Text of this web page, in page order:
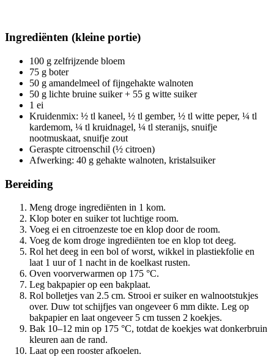
Ingrediënten (kleine portie)
100 g zelfrijzende bloem
75 g boter
50 g amandelmeel of fijngehakte walnoten
50 g lichte bruine suiker + 55 g witte suiker
1 ei
Kruidenmix: ½ tl kaneel, ½ tl gember, ½ tl witte peper, ¼ tl
kardemom, ¼ tl kruidnagel, ¼ tl steranijs, snuifje
nootmuskaat, snuifje zout
Geraspte citroenschil (½ citroen)
Afwerking: 40 g gehakte walnoten, kristalsuiker
Bereiding
Meng droge ingrediënten in 1 kom.
Klop boter en suiker tot luchtige room.
Voeg ei en citroenzeste toe en klop door de room.
Voeg de kom droge ingrediënten toe en klop tot deeg.
Rol het deeg in een bol of worst, wikkel in plastiekfolie en
laat 1 uur of 1 nacht in de koelkast rusten.
Oven voorverwarmen op 175 °C.
Leg bakpapier op een bakplaat.
Rol bolletjes van 2.5 cm. Strooi er suiker en walnootstukjes
over. Duw tot schijfjes van ongeveer 6 mm dikte. Leg op
bakpapier en laat ongeveer 5 cm tussen 2 koekjes.
Bak 10–12 min op 175 °C, totdat de koekjes wat donkerbruin
kleuren aan de rand.
Laat op een rooster afkoelen.